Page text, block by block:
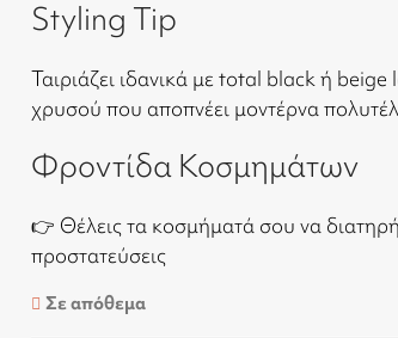
Styling Tip
Ταιριάζει ιδανικά με total black ή
χρυσού που αποπνέει μοντέρνα
Φροντίδα Κοσμημάτων
👉 Θέλεις τα κοσμήματά σου να
προστατεύσεις
Σε απόθεμα